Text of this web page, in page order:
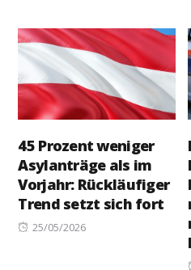
45 Prozent weniger
Asylanträge als im
Vorjahr: Rückläufiger
Trend setzt sich fort
Posted
25/05/2026